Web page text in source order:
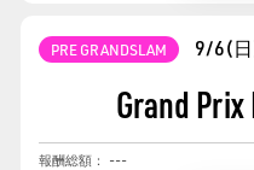
PRE GRANDSLAM 9/6(
Grand
報酬総額： ---